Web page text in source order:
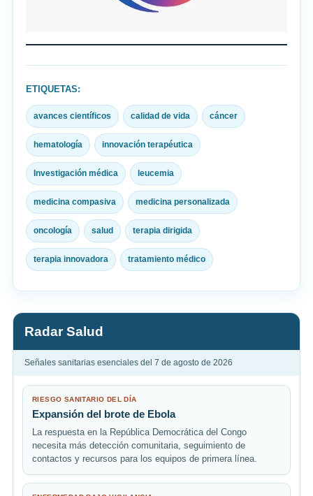
ETIQUETAS:
avances científicos calidad de vida cáncer
hematología innovación terapéutica
Investigación médica leucemia
medicina compasiva medicina personalizada
oncología salud terapia dirigida
terapia innovadora tratamiento médico
Radar Salud
Señales sanitarias esenciales del 7 de agosto de 2026
RIESGO SANITARIO DEL DÍA
Expansión del brote de Ebola
La respuesta en la República Democrática del Congo
necesita más detección comunitaria, seguimiento de
contactos y recursos para los equipos de primera línea.